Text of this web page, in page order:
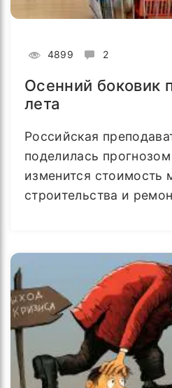
4899 2
Осенний боковик
лета
Российская
поделилась
изменится стоимость
строительства и